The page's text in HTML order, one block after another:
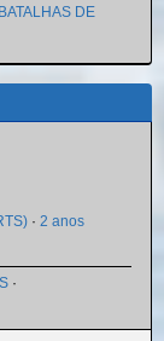
DE
· 2 anos
·